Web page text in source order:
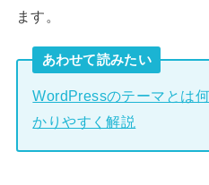
ます。
あわせて読みたい
WordPressのテーマとは
かりやすく解説